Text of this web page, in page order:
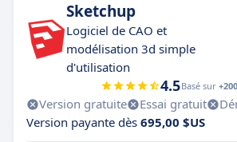
Sketchup
Logiciel de CAO et
modélisation 3d simple
d'utilisation
4.5Basé sur
Version gratuite Essai gratuit
Version payante dès 695,00 $US